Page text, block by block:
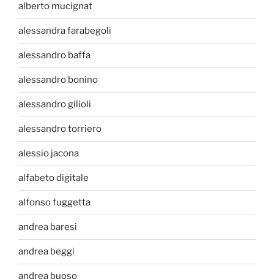
alberto mucignat
alessandra farabegoli
alessandro baffa
alessandro bonino
alessandro gilioli
alessandro torriero
alessio jacona
alfabeto digitale
alfonso fuggetta
andrea baresi
andrea beggi
andrea buoso